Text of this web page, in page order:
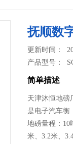
抚顺数
更新时间：
产品型号：
简单描述
天津沐恒地磅
是电子汽车衡
地磅量程：10
米、3.2米、